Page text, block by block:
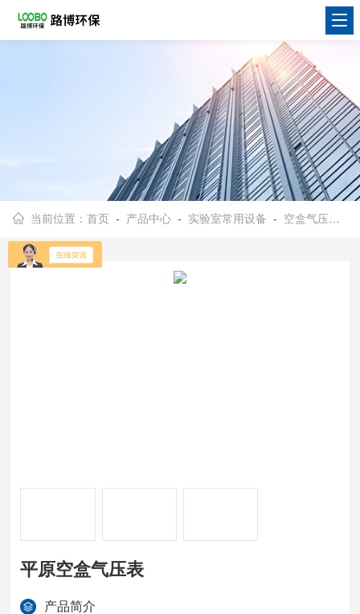
当前位置：首页 - 产品中心 - 实验室常用设备 - 空盒气压表
平原空盒气压表
产品简介